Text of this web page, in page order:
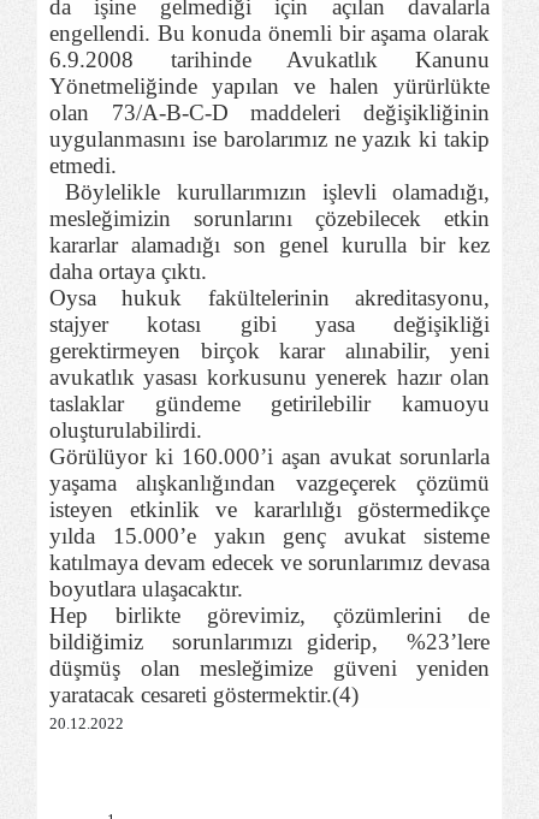
da işine gelmediği için açılan davalarla
engellendi. Bu konuda önemli bir aşama olarak
6.9.2008 tarihinde Avukatlık Kanunu
Yönetmeliğinde yapılan ve halen yürürlükte
olan 73/A-B-C-D maddeleri değişikliğinin
uygulanmasını ise barolarımız ne yazık ki takip
etmedi.
Böylelikle kurullarımızın işlevli olamadığı,
mesleğimizin sorunlarını çözebilecek etkin
kararlar alamadığı son genel kurulla bir kez
daha ortaya çıktı.
Oysa hukuk fakültelerinin akreditasyonu,
stajyer kotası gibi yasa değişikliği
gerektirmeyen birçok karar alınabilir, yeni
avukatlık yasası korkusunu yenerek hazır olan
taslaklar gündeme getirilebilir kamuoyu
oluşturulabilirdi.
Görülüyor ki 160.000’i aşan avukat sorunlarla
yaşama alışkanlığından vazgeçerek çözümü
isteyen etkinlik ve kararlılığı göstermedikçe
yılda 15.000’e yakın genç avukat sisteme
katılmaya devam edecek ve sorunlarımız devasa
boyutlara ulaşacaktır.
Hep birlikte görevimiz, çözümlerini de
bildiğimiz
sorunlarımızı giderip,
%23’lere
düşmüş olan mesleğimize güveni yeniden
yaratacak cesareti göstermektir.(4)
20.12.2022